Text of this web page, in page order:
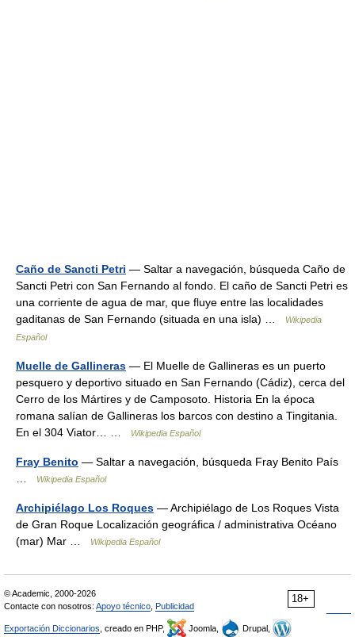
Caño de Sancti Petri — Saltar a navegación, búsqueda Caño de
Sancti Petri con San Fernando al fondo. El caño de Sancti Petri es
una corriente de agua de mar, que fluye entre las localidades
gaditanas de San Fernando (situada en una isla) …
Wikipedia
Español
Muelle de Gallineras — El Muelle de Gallineras es un puerto
pesquero y deportivo situado en San Fernando (Cádiz), cerca del
Cerro de los Mártires y de Camposoto. Historia En la época
romana salían de Gallineras los barcos con destino a Tingitania.
En el 304 Viator… …
Wikipedia Español
Fray Benito — Saltar a navegación, búsqueda Fray Benito País
Wikipedia Español
Archipiélago Los Roques — Archipiélago de Los Roques Vista
de Gran Roque Localización geográfica / administrativa Océano
(mar) Mar …
Wikipedia Español
18+
© Academic, 2000-2026
Contacte con nosotros: Apoyo técnico Publicidad
Exportación Diccionarios , creado en PHP, Joomla,
Drupal,